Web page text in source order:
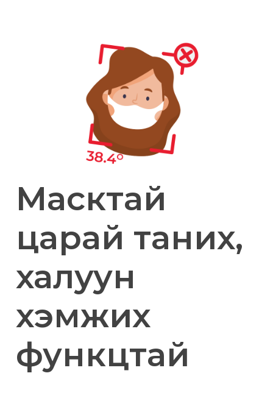
Масктай
царай таних,
халуун
хэмжих
функцтай